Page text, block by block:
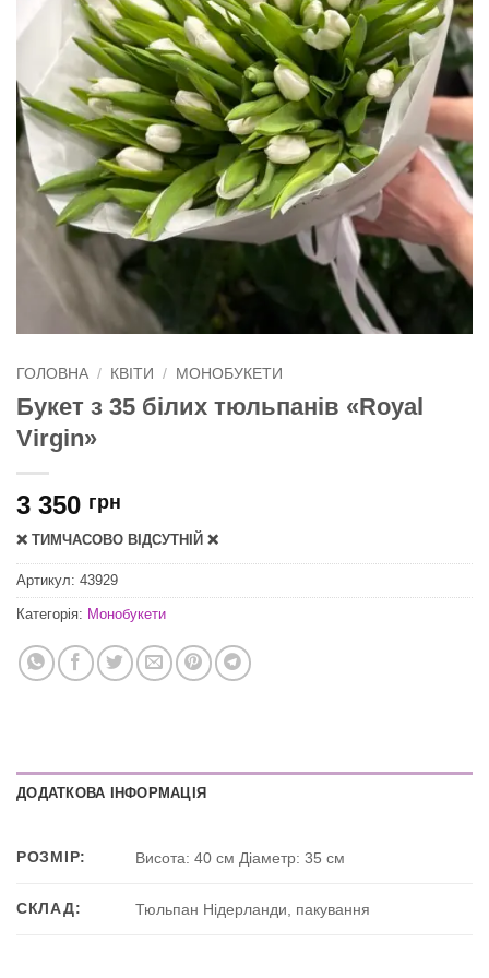
ГОЛОВНА / КВІТИ / МОНОБУКЕТИ
Букет з 35 білих тюльпанів «Royal
Virgin»
3 350 грн
❌ ТИМЧАСОВО ВІДСУТНІЙ ❌
Артикул: 43929
Категорія: Монобукети
ДОДАТКОВА ІНФОРМАЦІЯ
РОЗМІР: Висота: 40 см Діаметр: 35 см
СКЛАД: Тюльпан Нідерланди, пакування